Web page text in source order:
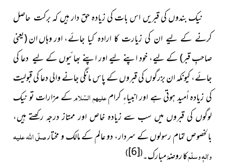
نیک بندوں کی قبریں اس بات کی زیادہ حق دار ہیں کہبرکت حاصل
کرنے کے لیے ان کی زیارت کا ارادہ کیا جائے، اور وہاں ان (یعنی
صاحبِ قبر) کے لیے، خود اپنے لیے اور اپنے بھائیوں کے لیے دعا کی
جائے، کیونکہ ان بزرگوں کی قبروں کے پاس مانگی جانے والی دعا کی قبولیت
کی زیادہ اُمید ہوتی ہے اور انبیاءِ کرامعلیہم السّلامکے مزارات تو نیک
لوگوں کی قبروں میں سب سے زیادہ خاص اور ممتاز درجہ رکھتے ہیں،
بالخصوص تمام رسولوں کے سردار، دو عالم کے مالک و مختارصلّی اللہ علیہ
واٰلہٖ وسلّمکا روضۂ مبارک۔(
[6]
)